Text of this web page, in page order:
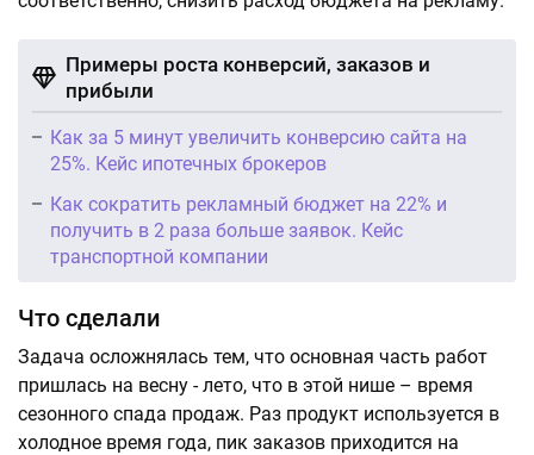
Примеры роста конверсий, заказов и
прибыли
Как за 5 минут увеличить конверсию сайта на
25%. Кейс ипотечных брокеров
Как сократить рекламный бюджет на 22% и
получить в 2 раза больше заявок. Кейс
транспортной компании
Что сделали
Задача осложнялась тем, что основная часть работ
пришлась на весну - лето, что в этой нише – время
сезонного спада продаж. Раз продукт используется в
холодное время года, пик заказов приходится на